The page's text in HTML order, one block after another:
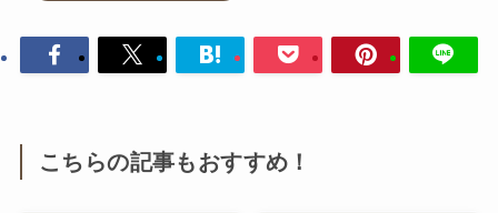
こちらの記事もおすすめ！